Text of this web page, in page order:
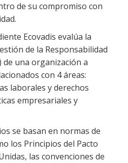
de su compromiso con
Ecovadis evalúa la
de la Responsabilidad
de una organización a
con 4 áreas:
laborales y derechos
empresariales y
se basan en normas de
los Principios del Pacto
las convenciones de